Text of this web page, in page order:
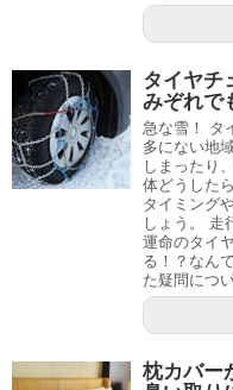
タイヤチ
みぞれで
急な雪！ タ
多にない地
しまったり
体どうした
タイミング
しょう。 走
運命のタイ
る！？なん
た疑問につ
枕カバー